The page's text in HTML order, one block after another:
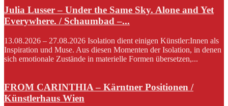
Julia Lusser – Under the Same Sky. Alone and Yet
Everywhere. / Schaumbad –...
13.08.2026 – 27.08.2026 Isolation dient einigen Künstler:Innen als
Inspiration und Muse. Aus diesen Momenten der Isolation, in denen
sich emotionale Zustände in materielle Formen übersetzen,...
FROM CARINTHIA – Kärntner Positionen /
Künstlerhaus Wien